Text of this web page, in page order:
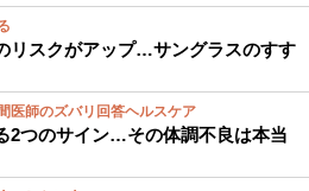
リスクがアップ…サングラスのすす
医師のズバリ回答ヘルスケア
2つのサイン…その体調不良は本当